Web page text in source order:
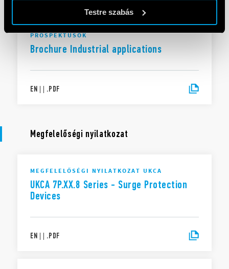
Testre szabás
PROSPEKTUSOK
Brochure Industrial applications
EN | | .PDF
Megfelelőségi nyilatkozat
MEGFELELŐSÉGI NYILATKOZAT UKCA
UKCA 7P.XX.8 Series - Surge Protection
Devices
EN | | .PDF